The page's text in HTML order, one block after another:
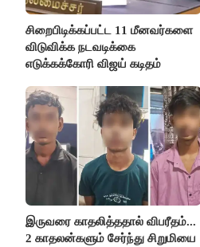
சிறைபிடிக்கப்பட்ட 11 மீனவர்களை
விடுவிக்க நடவடிக்கை
எடுக்கக்கோரி விஜய் கடிதம்
இருவரை காதலித்ததால் விபரீதம்...
2 காதலன்களும் சேர்ந்து சிறுமியை